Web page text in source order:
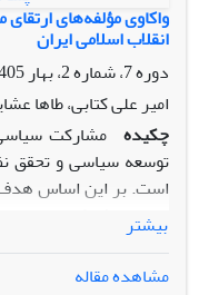
واکاوی مؤلفه‌های
انقلاب اسلامی ایران
دوره 7، شماره 2، بهار 1405
امیر علی کتابی، طاها
چکیده مشارکت
توسعه سیاسی و تحقق
است. بر این اساس هدف
ارتقای مشارکت سیاسی
ایران به روش
بیشتر
مشاهده مقاله